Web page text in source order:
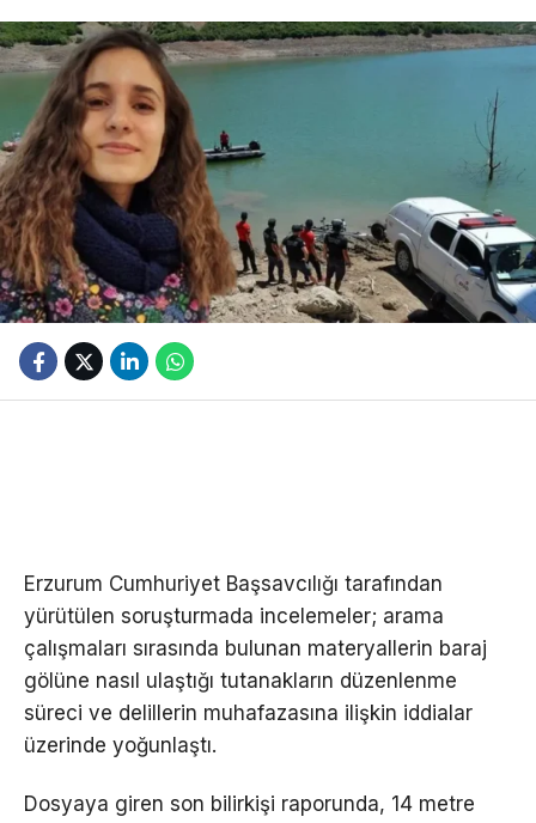
Erzurum Cumhuriyet Başsavcılığı tarafından
yürütülen soruşturmada incelemeler; arama
çalışmaları sırasında bulunan materyallerin baraj
gölüne nasıl ulaştığı tutanakların düzenlenme
süreci ve delillerin muhafazasına ilişkin iddialar
üzerinde yoğunlaştı.
Dosyaya giren son bilirkişi raporunda, 14 metre